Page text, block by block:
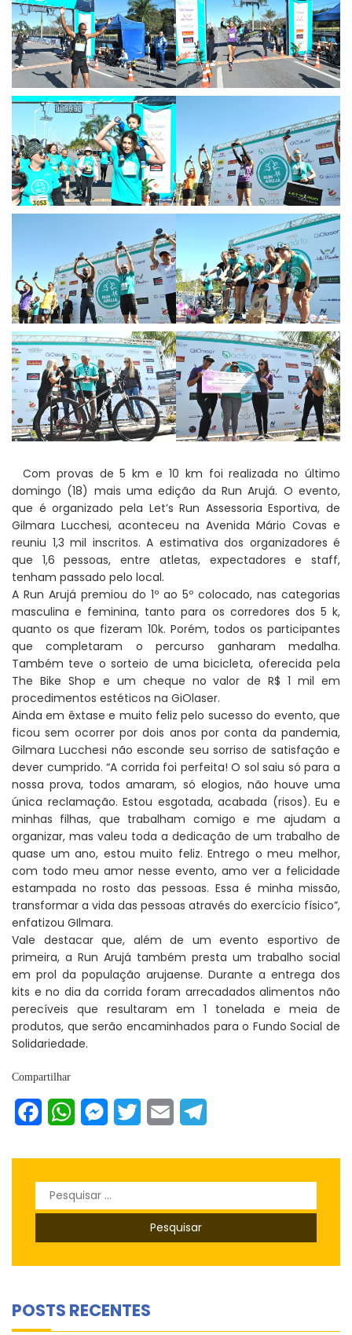
Com provas de 5 km e 10 km foi realizada no último
domingo (18) mais uma edição da Run Arujá. O evento,
que é organizado pela Let’s Run Assessoria Esportiva, de
Gilmara Lucchesi, aconteceu na Avenida Mário Covas e
reuniu 1,3 mil inscritos. A estimativa dos organizadores é
que 1,6 pessoas, entre atletas, expectadores e staff,
tenham passado pelo local.
A Run Arujá premiou do 1º ao 5º colocado, nas categorias
masculina e feminina, tanto para os corredores dos 5 k,
quanto os que fizeram 10k. Porém, todos os participantes
que completaram o percurso ganharam medalha.
Também teve o sorteio de uma bicicleta, oferecida pela
The Bike Shop e um cheque no valor de R$ 1 mil em
procedimentos estéticos na GiOlaser.
Ainda em êxtase e muito feliz pelo sucesso do evento, que
ficou sem ocorrer por dois anos por conta da pandemia,
Gilmara Lucchesi não esconde seu sorriso de satisfação e
dever cumprido. “A corrida foi perfeita! O sol saiu só para a
nossa prova, todos amaram, só elogios, não houve uma
única reclamação. Estou esgotada, acabada (risos). Eu e
minhas filhas, que trabalham comigo e me ajudam a
organizar, mas valeu toda a dedicação de um trabalho de
quase um ano, estou muito feliz. Entrego o meu melhor,
com todo meu amor nesse evento, amo ver a felicidade
estampada no rosto das pessoas. Essa é minha missão,
transformar a vida das pessoas através do exercício físico”,
enfatizou GIlmara.
Vale destacar que, além de um evento esportivo de
primeira, a Run Arujá também presta um trabalho social
em prol da população arujaense. Durante a entrega dos
kits e no dia da corrida foram arrecadados alimentos não
perecíveis que resultaram em 1 tonelada e meia de
produtos, que serão encaminhados para o Fundo Social de
Solidariedade.
Compartilhar
FacebookWhatsAppMessenger
Twitter Email
Pesquisar
POSTS RECENTES